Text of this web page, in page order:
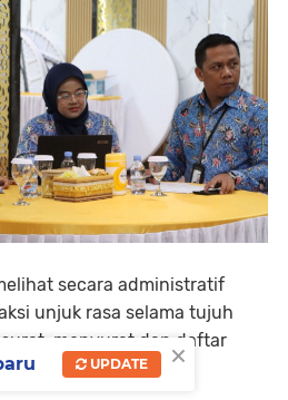
secara administratif
unjuk rasa selama tujuh
menyurat dan daftar
×
UPDATE